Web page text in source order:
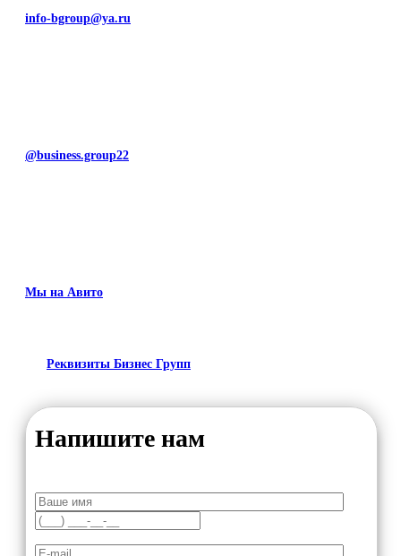
info-bgroup@ya.ru
@business.group22
Мы на Авито
Реквизиты Бизнес Групп
Напишите нам